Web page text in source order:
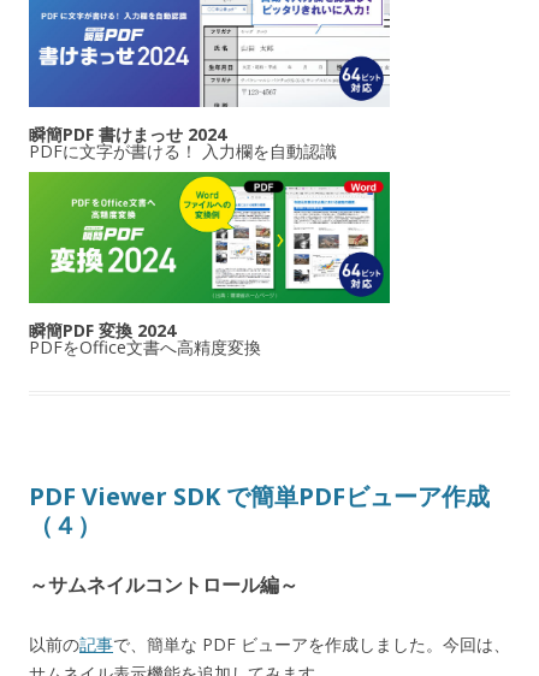
瞬簡PDF 書けまっせ 2024
PDFに文字が書ける！ 入力欄を自動認識
瞬簡PDF 変換 2024
PDFをOffice文書へ高精度変換
PDF Viewer SDK で簡単PDFビューア作成
（４）
～サムネイルコントロール編～
以前の記事で、簡単な PDF ビューアを作成しました。今回は、